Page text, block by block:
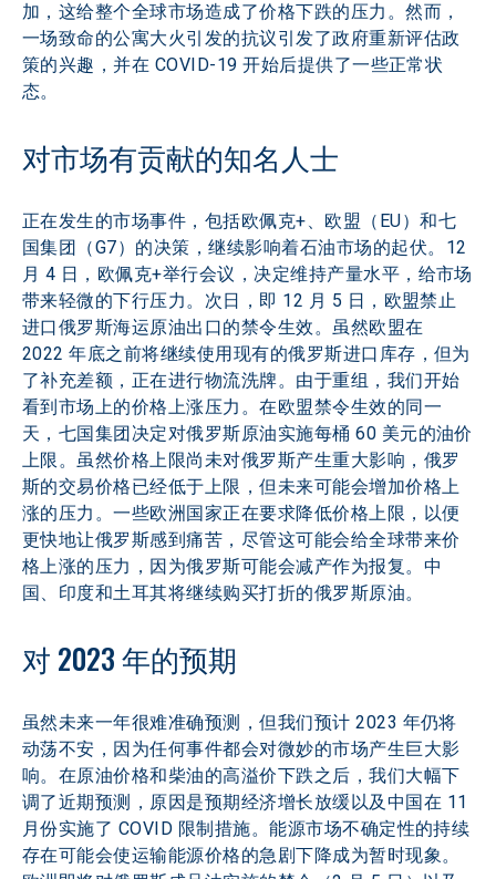
加，这给整个全球市场造成了价格下跌的压力。然而，
一场致命的公寓大火引发的抗议引发了政府重新评估政
策的兴趣，并在 COVID-19 开始后提供了一些正常状
态。
对市场有贡献的知名人士
正在发生的市场事件，包括欧佩克+、欧盟（EU）和七
国集团（G7）的决策，继续影响着石油市场的起伏。12
月 4 日，欧佩克+举行会议，决定维持产量水平，给市场
带来轻微的下行压力。次日，即 12 月 5 日，欧盟禁止
进口俄罗斯海运原油出口的禁令生效。虽然欧盟在
2022 年底之前将继续使用现有的俄罗斯进口库存，但为
了补充差额，正在进行物流洗牌。由于重组，我们开始
看到市场上的价格上涨压力。在欧盟禁令生效的同一
天，七国集团决定对俄罗斯原油实施每桶 60 美元的油价
上限。虽然价格上限尚未对俄罗斯产生重大影响，俄罗
斯的交易价格已经低于上限，但未来可能会增加价格上
涨的压力。一些欧洲国家正在要求降低价格上限，以便
更快地让俄罗斯感到痛苦，尽管这可能会给全球带来价
格上涨的压力，因为俄罗斯可能会减产作为报复。中
国、印度和土耳其将继续购买打折的俄罗斯原油。
对 2023 年的预期
虽然未来一年很难准确预测，但我们预计 2023 年仍将
动荡不安，因为任何事件都会对微妙的市场产生巨大影
响。在原油价格和柴油的高溢价下跌之后，我们大幅下
调了近期预测，原因是预期经济增长放缓以及中国在 11
月份实施了 COVID 限制措施。能源市场不确定性的持续
存在可能会使运输能源价格的急剧下降成为暂时现象。